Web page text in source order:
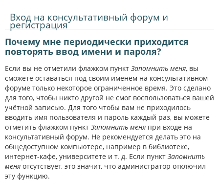
Вход на консультативный форум и
регистрация
Почему мне периодически приходится
повторять ввод имени и пароля?
Если вы не отметили флажком пункт Запомнить меня, вы
сможете оставаться под своим именем на консультативном
форуме только некоторое ограниченное время. Это сделано
для того, чтобы никто другой не смог воспользоваться вашей
учётной записью. Для того чтобы вам не приходилось
вводить имя пользователя и пароль каждый раз, вы можете
отметить флажком пункт Запомнить меня при входе на
консультативный форум. Не рекомендуется делать это на
общедоступном компьютере, например в библиотеке,
интернет-кафе, университете и т. д. Если пункт Запомнить
меня отсутствует, это значит, что администратор отключил
эту функцию.